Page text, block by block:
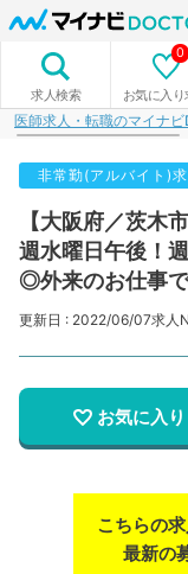
求人検索 お気に入り
0
医師求人・転職のマイナ
非常勤(アルバイト)求
【大阪府／茨木
週水曜日午後！
◎外来のお仕事で
更新日 : 2022/06/07求人
お気に入り
こちらの
最新の